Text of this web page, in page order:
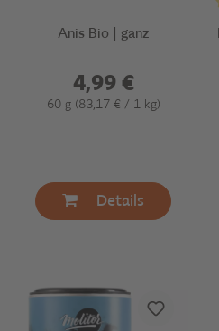
Anis Bio | ganz
4,99 €
60 g (83,17 € / 1 kg)
Details